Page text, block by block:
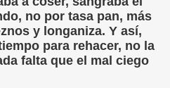
no por tasa pan, más
y longaniza. Y así,
para rehacer, no la
falta que el mal ciego
Enjuto)